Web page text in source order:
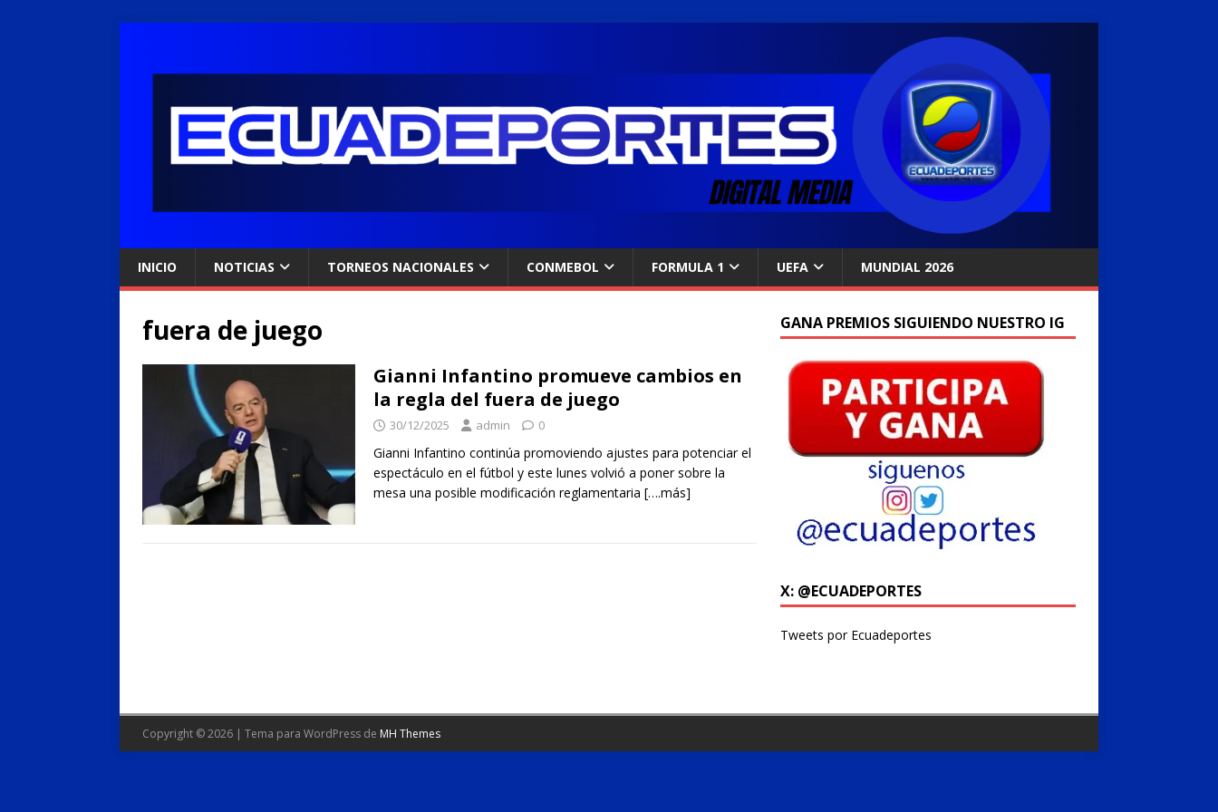
INICIO NOTICIAS TORNEOS NACIONALES CONMEBOL FORMULA 1 UEFA MUNDIAL 2026
fuera de juego
Gianni Infantino promueve cambios en
la regla del fuera de juego
30/12/2025 admin 0
Gianni Infantino continúa promoviendo ajustes para potenciar el
espectáculo en el fútbol y este lunes volvió a poner sobre la
mesa una posible modificación reglamentaria [….más]
GANA PREMIOS SIGUIENDO NUESTRO IG
X: @ECUADEPORTES
Tweets por Ecuadeportes
Copyright © 2026 | Tema para WordPress de MH Themes